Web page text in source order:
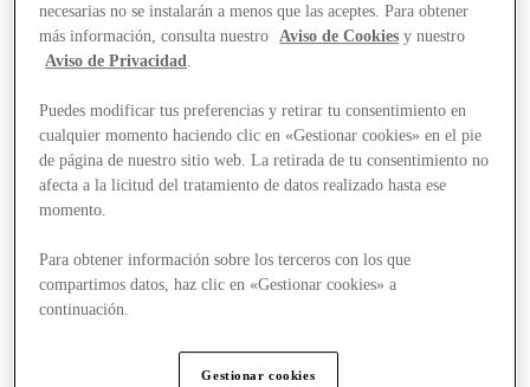
Stores
necesarias no se instalarán a menos que las aceptes. Para obtener
más información, consulta nuestro
Aviso de Cookies y nuestro
Aviso de Privacidad
Puedes modificar tus preferencias y retirar tu consentimiento en
cualquier momento haciendo clic en «Gestionar cookies» en el pie
de página de nuestro sitio web. La retirada de tu consentimiento no
afecta a la licitud del tratamiento de datos realizado hasta ese
momento.
Para obtener información sobre los terceros con los que
compartimos datos, haz clic en «Gestionar cookies» a
continuación.
Gestionar cookies